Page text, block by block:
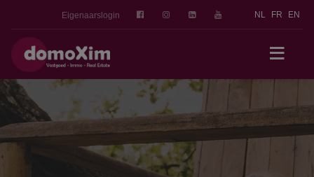
Eigenaarslogin NL FR EN